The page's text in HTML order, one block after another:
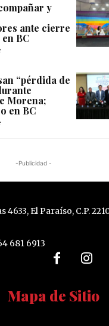
y
ante cierre
BC
“pérdida de
Morena;
en BC
-Publicidad -
4633, El Paraíso, C.P.
681 6913
Mapa de Sitio